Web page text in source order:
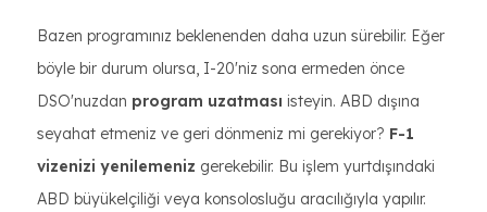
Bazen programınız beklenenden daha uzun sürebilir. Eğer
böyle bir durum olursa, I-20'niz sona ermeden önce
DSO'nuzdan program uzatması isteyin. ABD dışına
seyahat etmeniz ve geri dönmeniz mi gerekiyor? F-1
vizenizi yenilemeniz gerekebilir. Bu işlem yurtdışındaki
ABD büyükelçiliği veya konsolosluğu aracılığıyla yapılır.